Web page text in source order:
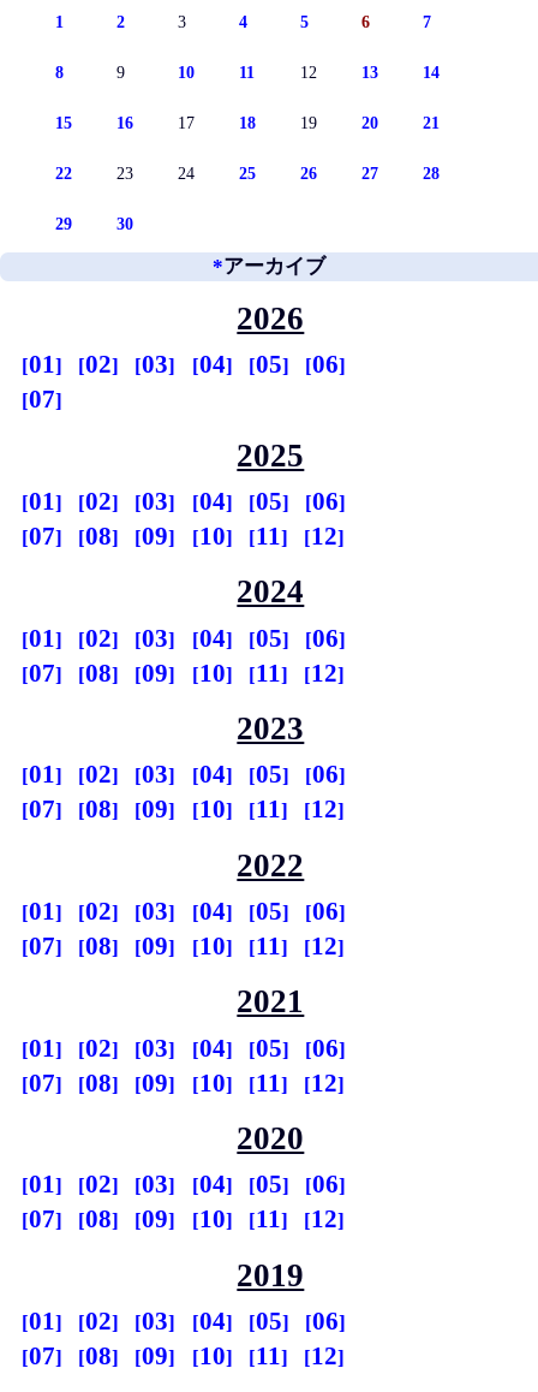
1 2 3 4 5 6 7
8 9 10 11 12 13 14
15 16 17 18 19 20 21
22 23 24 25 26 27 28
29 30
*アーカイブ
2026
01 02 03 04 05
06
07
2025
01 02 03 04 05
06
07
08 09 10 11 12
2024
01 02 03 04 05
06
07
08 09 10 11 12
2023
01 02 03 04 05
06
07
08 09 10 11 12
2022
01 02 03 04 05
06
07
08 09 10 11 12
2021
01 02 03 04 05
06
07
08 09 10 11 12
2020
01 02 03 04 05
06
07
08 09 10 11 12
2019
01 02 03 04 05
06
07
08 09 10 11 12